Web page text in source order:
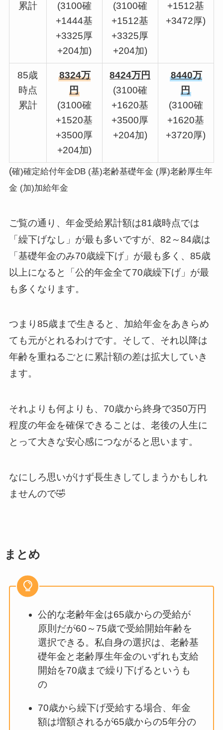
累計
(3100確
+1444基
+3325厚
+204加)
(3100確
+1512基
+3325厚
+204加)
+1512基
+3472厚)
85歳
時点
累計
8324万
円
(3100確
+1520基
+3500厚
+204加)
8424万円
(3100確
+1620基
+3500厚
+204加)
8440万
円
(3100確
+1620基
+3720厚)
(確)確定給付年金DB (基)老齢基礎年金 (厚)老齢厚生年
金 (加)加給年金
ご覧の通り、年金受給累計額は81歳時点では
「繰下げなし」が最も多いですが、82～84歳は
「基礎年金のみ70歳繰下げ」が最も多く、85歳
以上になると「公的年金全て70歳繰下げ」が最
も多くなります。
つまり85歳まで生きると、加給年金をあきらめ
ても元がとれるわけです。そして、それ以降は
年齢を重ねるごとに累計額の差は拡大していき
ます。
それよりも何よりも、70歳から終身で350万円
程度の年金を確保できることは、老後の人生に
とって大きな安心感につながると思います。
なにしろ思いがけず長生きしてしまうかもしれ
ませんので🤣
まとめ
公的な老齢年金は65歳からの受給が
原則だが60～75歳で受給開始年齢を
選択できる。私自身の選択は、老齢基
礎年金と老齢厚生年金のいずれも支給
開始を70歳まで繰り下げるというも
の
70歳から繰下げ受給する場合、年金
額は増額されるが65歳からの5年分の